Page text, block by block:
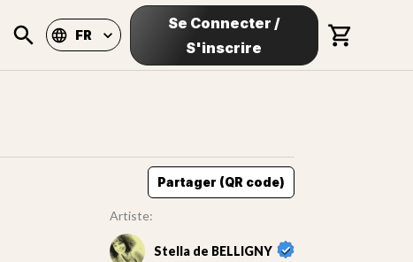
FR
Se Connecter /
S'inscrire
Partager (QR code)
Artiste:
Stella de BELLIGNY